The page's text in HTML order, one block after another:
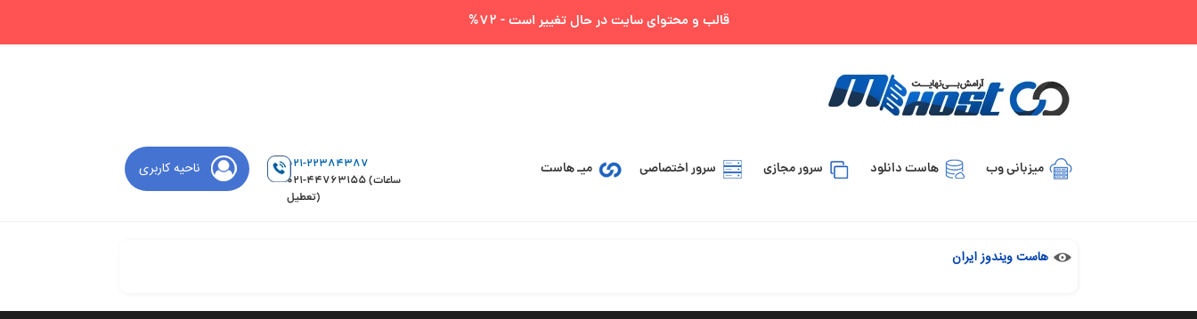
قالب و محتوای سایت در حال تغییر است - 72%
میزبانی وب هاست دانلود سرور مجازی سرور اختصاصی میـ هاست
021-22384387
021-44763155 (ساعات
تعطیل)
ناحیه کاربری
هاست ویندوز ایران